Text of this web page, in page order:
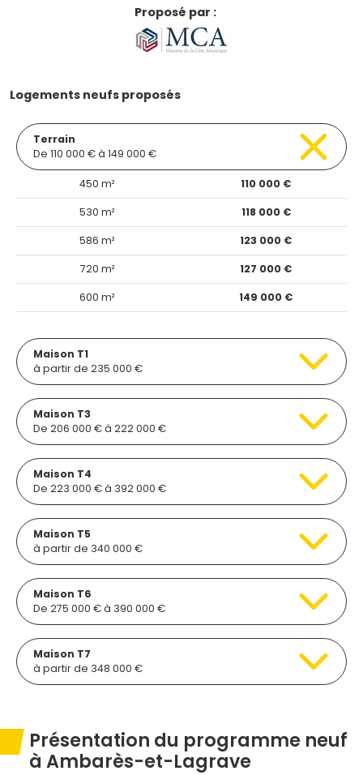
Proposé par :
Logements neufs proposés
Terrain
De 110 000 € à 149 000 €
450 m² 110 000 €
530 m² 118 000 €
586 m² 123 000 €
720 m² 127 000 €
600 m² 149 000 €
Maison T1
à partir de 235 000 €
Maison T3
De 206 000 € à 222 000 €
Maison T4
De 223 000 € à 392 000 €
Maison T5
à partir de 340 000 €
Maison T6
De 275 000 € à 390 000 €
Maison T7
à partir de 348 000 €
Présentation du programme neuf
à Ambarès-et-Lagrave